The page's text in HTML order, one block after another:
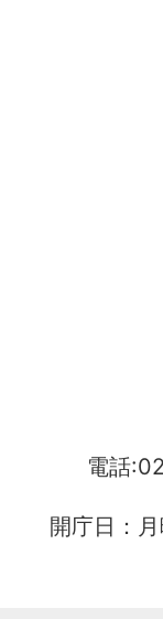
電話
開庁日：